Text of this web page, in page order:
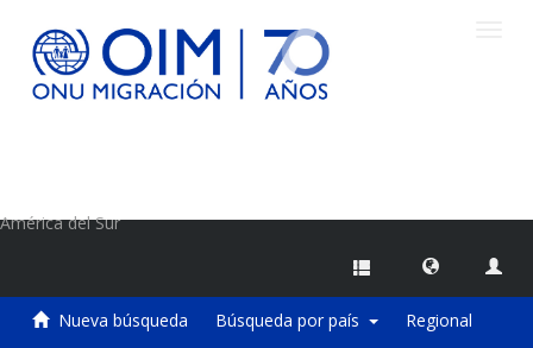
América del Sur
Nueva búsqueda Búsqueda por país Regional